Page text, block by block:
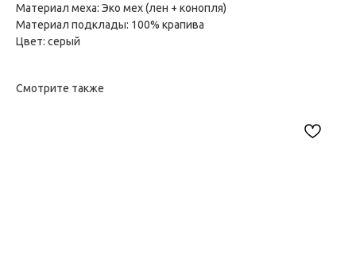
Материал меха: Эко мех (лен + конопля)
Материал подклады: 100% крапива
Цвет: серый
Смотрите также